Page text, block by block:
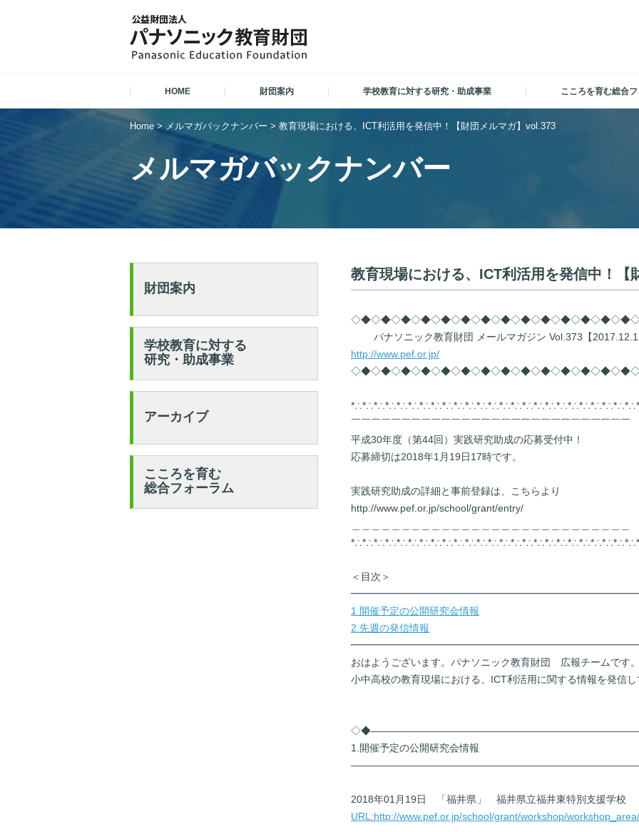
HOME 財団案内 学校教育に対する研究・助成事業 こころを育む総合
Home> メルマガバックナンバー > 教育現場における、ICT利活用を発信中！【財団メルマガ】vol.373
メルマガバックナンバー
教育現場における、ICT利活用を発信中！【
パナソニック教育財団 メールマガジン Vol.373【
http://www.pef.or.jp/
￣￣￣￣￣￣￣￣￣￣￣￣￣￣￣￣￣￣￣￣￣￣￣￣￣￣￣￣
平成30年度（第44回）実践研究助成の応募受付中！
応募締切は2018年1月19日17時です。
実践研究助成の詳細と事前登録は、こちらより
http://www.pef.or.jp/school/grant/entry/
＜目次＞
1.開催予定の公開研究会情報
2.先週の発信情報
おはようございます。パナソニック教育財団 広報チームです。
小中高校の教育現場における、ICT利活用に関する情報を発信し
1.開催予定の公開研究会情報
2018年01月19日 「福井県」 福井県立福井東特別支援学校
URL:http://www.pef.or.jp/school/grant/workshop/
財団案内
学校教育に対する
研究・助成事業
アーカイブ
こころを育む
総合フォーラム